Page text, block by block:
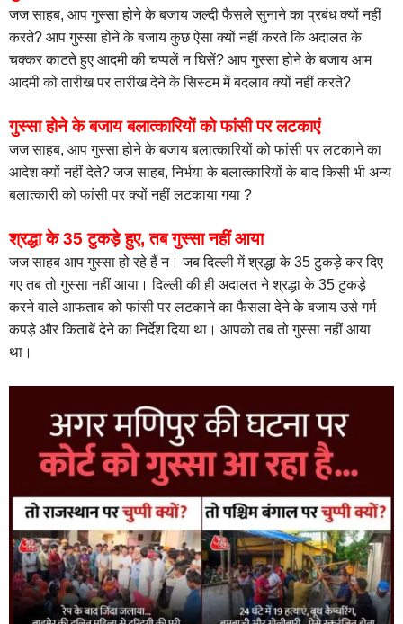
जज साहब, आप गुस्सा होने के बजाय जल्दी फैसले सुनाने का प्रबंध क्यों नहीं
करते? आप गुस्सा होने के बजाय कुछ ऐसा क्यों नहीं करते कि अदालत के
चक्कर काटते हुए आदमी की चप्पलें न घिसें? आप गुस्सा होने के बजाय आम
आदमी को तारीख पर तारीख देने के सिस्टम में बदलाव क्यों नहीं करते?
गुस्सा होने के बजाय बलात्कारियों को फांसी पर लटकाएं
जज साहब, आप गुस्सा होने के बजाय बलात्कारियों को फांसी पर लटकाने का
आदेश क्यों नहीं देते? जज साहब, निर्भया के बलात्कारियों के बाद किसी भी अन्य
बलात्कारी को फांसी पर क्यों नहीं लटकाया गया ?
श्रद्धा के 35 टुकड़े हुए, तब गुस्सा नहीं आया
जज साहब आप गुस्सा हो रहे हैं न। जब दिल्ली में श्रद्धा के 35 टुकड़े कर दिए
गए तब तो गुस्सा नहीं आया। दिल्ली की ही अदालत ने श्रद्धा के 35 टुकड़े
करने वाले आफताब को फांसी पर लटकाने का फैसला देने के बजाय उसे गर्म
कपड़े और किताबें देने का निर्देश दिया था। आपको तब तो गुस्सा नहीं आया
था।